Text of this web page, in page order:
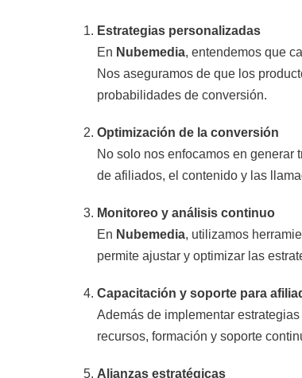
Estrategias personalizadas
En Nubemedia, entendemos que
Nos aseguramos de que los
probabilidades de conversión.
Optimización de la conversión
No solo nos enfocamos en
de afiliados, el contenido y las
Monitoreo y análisis continuo
En Nubemedia, utilizamos
permite ajustar y optimizar las
Capacitación y soporte para
Además de implementar
recursos, formación y soporte
Alianzas estratégicas